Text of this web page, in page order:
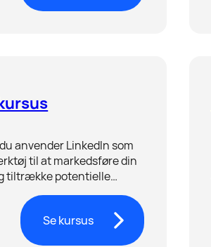
anvender LinkedIn som
til at markedsføre din
tiltrække potentielle
medarbejdere.
Se kursus